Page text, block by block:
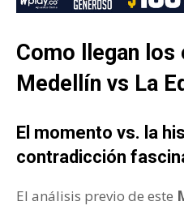
Como llegan los
Medellín vs La
El momento vs. la
contradicción
El análisis previo de este